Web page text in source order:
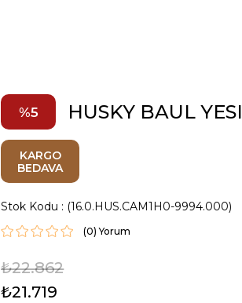
5 HUSKY BAUL
KARGO
BEDAVA
Stok Kodu (16.0.HUS.CAM1H0-9994.000)
(0)
₺22.862
₺21.719